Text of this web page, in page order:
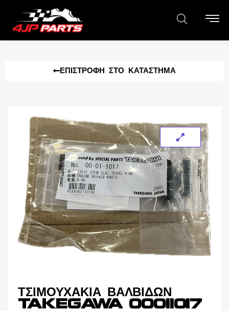
ΕΠΙΣΤΡΟΦΉ ΣΤΟ ΚΑΤΆΣΤΗΜΑ
ΤΣΙΜΟΥΧΑΚΙΑ ΒΑΛΒΙΔΩΝ
TAKEGAWA 00011017